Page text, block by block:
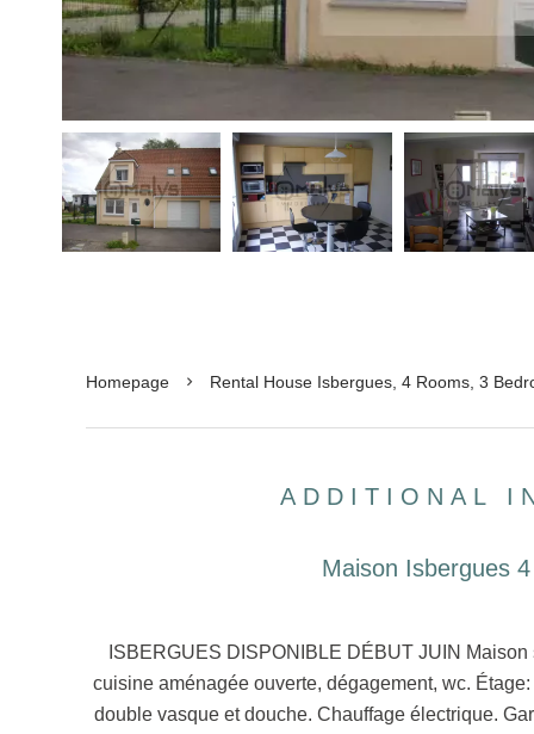
Homepage Rental House Isbergues, 4 Rooms, 3
ADDITIONAL
Maison Isbergues
ISBERGUES DISPONIBLE DÉBUT JUIN
cuisine aménagée ouverte, dégagement, wc.
double vasque et douche. Chauffage électrique.